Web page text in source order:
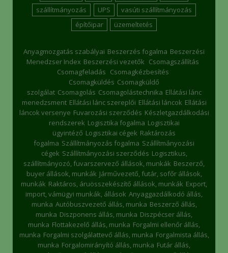
szállítmányozás
UPS
vasúti szállítmányozás
építőipar
üzemeltetés
Anyagmozgatás szabályai Beszerzés fogalma Beszerzési
Menedzser Index Beszerzési vezetők Csomagszállítás
Csomagfeladás Csomagkézbesítés
Csomagküldés Csomagküldő
szolgálat Csomagolás Csomagolástechnika Ellátási lánc
menedzsment Ellátási lánc szereplői Ellátási láncok Ellátási
láncok versenye Fuvarozási szerződés Készletgazdálkodási
rendszerek Logisztika fogalma Logisztikai
ügyintéző Logisztikai cégek Raktározás
fogalma Szállítmányozás fogalma Szállítmányozási
cégek Szállítmányozási szerződés Logisztikus,
szállítmányozó, fuvarszervező állások, munkák Beszerző,
buyer állások, munkák Járművezető, futár, sofőr állások,
munkák Raktáros, áruösszekészítő állások, munkák Export,
import, vámügyi munkák, állások Anyaggazdálkodó állás,
munka Autóbuszvezető állás, munka Beszerző állás,
munka Diszponens állás, munka Diszpécser állás,
munka Flottakezelő állás, munka Forgalmi ellenőr állás,
munka Forgalmi szolgálattevő állás, munka Forgalmista állás,
munka Forgalomirányító állás, munka Futár állás,